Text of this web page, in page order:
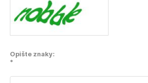
Opište znaky:
*